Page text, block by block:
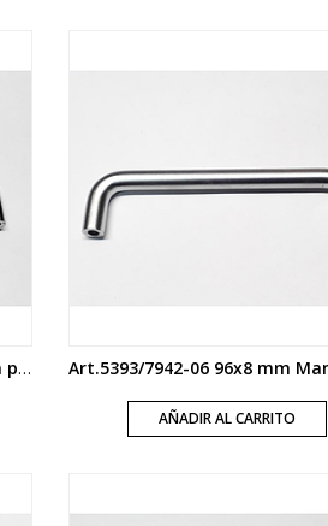
Art.5393/7942-07 96x8 mm Manija puente cromo
AÑADIR AL CARRITO